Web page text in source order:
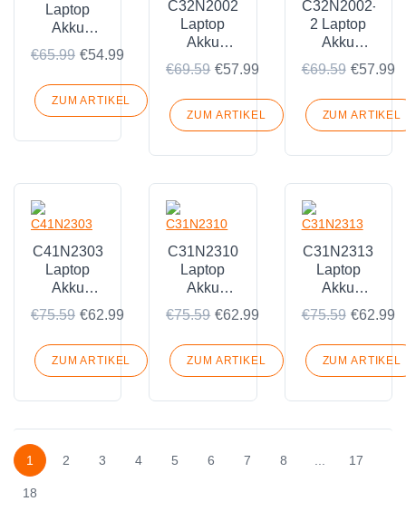
Laptop
Akku
Passend
für Asus
G74S-XR1
€65.99 €54.99
ZUM ARTIKEL
C32N2002
Laptop
Akku
Passend
für Asus
ZenBookPro15
UX535LH
€69.59 €57.99
ZUM ARTIKEL
C32N2002-
2 Laptop
Akku
Passend
für Asus
ZenBookPro15
UX535LH
€69.59 €57.99
ZUM ARTIKEL
C41N2303
Laptop
Akku
Passend
für Asus
ROG
Zephyrus
G16 2024
GA605WI
€75.59 €62.99
ZUM ARTIKEL
C31N2310
Laptop
Akku
Passend
für Asus
S5507Q
ProArt
PZ13
€75.59 €62.99
ZUM ARTIKEL
C31N2313
Laptop
Akku
Passend
für Asus
ExpertBook
P5 P5405-
NZ0102X
€75.59 €62.99
ZUM ARTIKEL
1 2 3 4 5 6 7 8 17
18